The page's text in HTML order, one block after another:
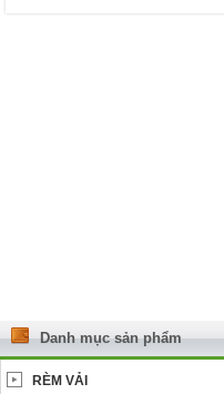
Danh mục sản phẩm
RÈM VẢI